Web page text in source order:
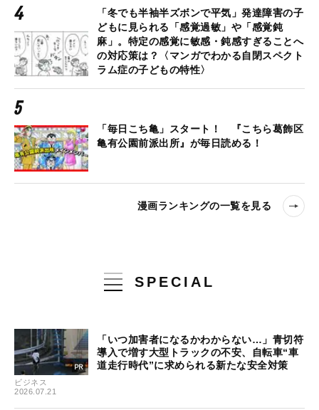
「冬でも半袖半ズボンで平気」発達障害の子
どもに見られる「感覚過敏」や「感覚鈍
麻」。特定の感覚に敏感・鈍感すぎることへ
の対応策は？〈マンガでわかる自閉スペクト
ラム症の子どもの特性〉
「毎日こち亀」スタート！ 『こちら葛飾区
亀有公園前派出所』が毎日読める！
漫画ランキングの一覧を見る
SPECIAL
ビジネス
2026.07.21
「いつ加害者になるかわからない…」青切符
導入で増す大型トラックの不安、自転車“車
道走行時代”に求められる新たな安全対策